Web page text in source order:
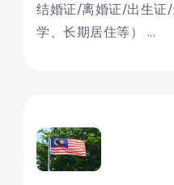
结婚证/离婚证/出生证
学、长期居住等） ...